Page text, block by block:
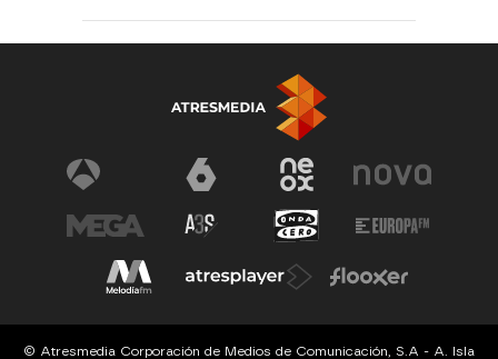
© Atresmedia Corporación de Medios de Comunicación, S.A - A. Isla